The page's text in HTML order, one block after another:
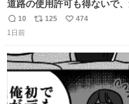
道路の使用許可も得ないで
る。 写真を撮ろうとしたら
と罵倒されるなど。
返
信
10
リ
ト
数
125
い
数
474
1日前